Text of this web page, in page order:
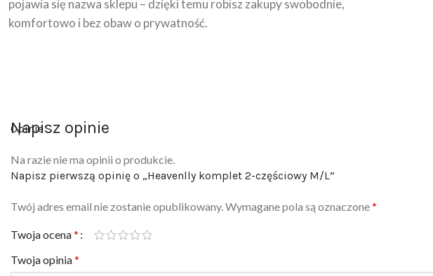
pojawia się nazwa sklepu – dzięki temu robisz zakupy swobodnie,
komfortowo i bez obaw o prywatność.
Napisz opinie
Opinie
Na razie nie ma opinii o produkcie.
Napisz pierwszą opinię o „Heavenlly komplet 2-częściowy M/L”
Twój adres email nie zostanie opublikowany.Wymagane pola są oznaczone*
Twoja ocena*
Twoja opinia*